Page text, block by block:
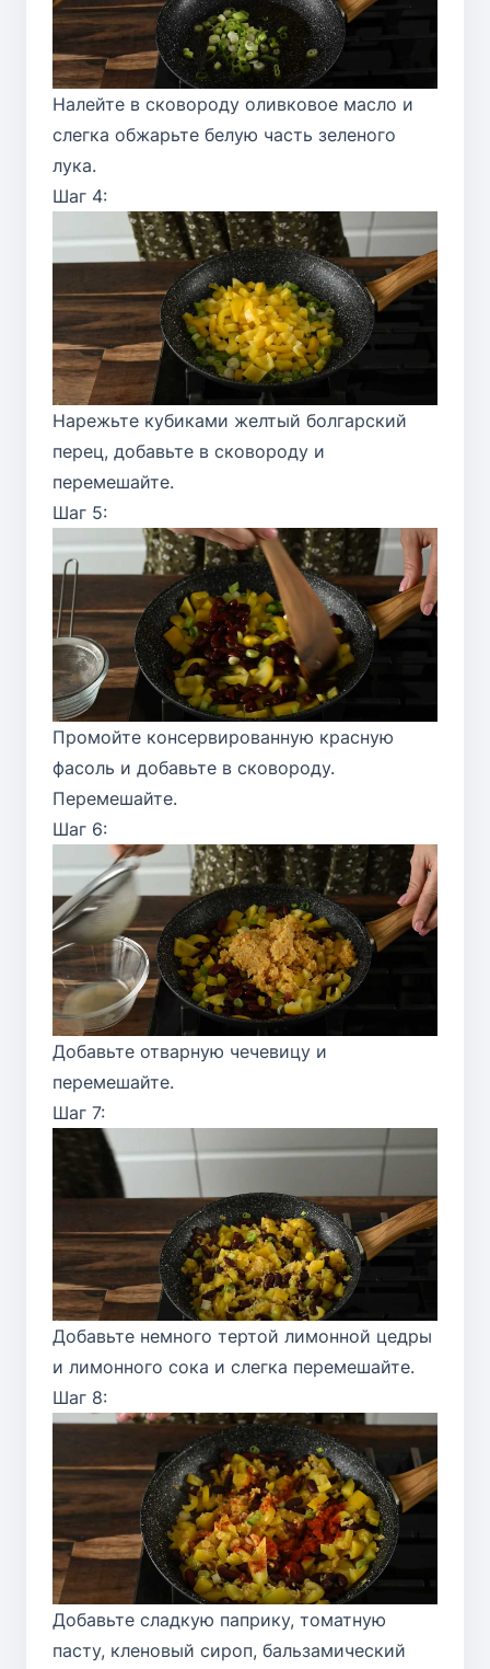
Налейте в сковороду оливковое масло и
слегка обжарьте белую часть зеленого
лука.
Шаг 4:
Нарежьте кубиками желтый болгарский
перец, добавьте в сковороду и
перемешайте.
Шаг 5:
Промойте консервированную красную
фасоль и добавьте в сковороду.
Перемешайте.
Шаг 6:
Добавьте отварную чечевицу и
перемешайте.
Шаг 7:
Добавьте немного тертой лимонной цедры
и лимонного сока и слегка перемешайте.
Шаг 8:
Добавьте сладкую паприку, томатную
пасту, кленовый сироп, бальзамический